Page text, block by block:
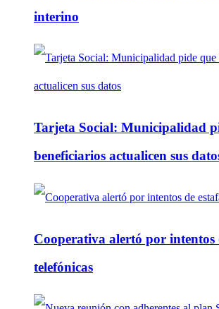
interino
Tarjeta Social: Municipalidad
beneficiarios actualicen sus
Cooperativa alertó por intentos
telefónicas